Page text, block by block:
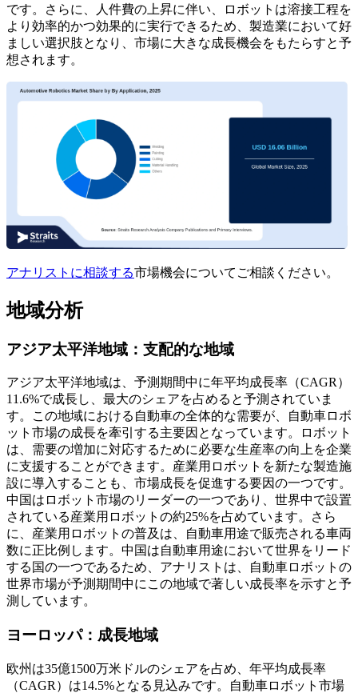
です。さらに、人件費の上昇に伴い、ロボットは溶接工程を
より効率的かつ効果的に実行できるため、製造業において好
ましい選択肢となり、市場に大きな成長機会をもたらすと予
想されます。
アナリストに相談する市場機会についてご相談ください。
地域分析
アジア太平洋地域：支配的な地域
アジア太平洋地域は、予測期間中に年平均成長率（CAGR）
11.6%で成長し、最大のシェアを占めると予測されていま
す。この地域における自動車の全体的な需要が、自動車ロボ
ット市場の成長を牽引する主要因となっています。ロボット
は、需要の増加に対応するために必要な生産率の向上を企業
に支援することができます。産業用ロボットを新たな製造施
設に導入することも、市場成長を促進する要因の一つです。
中国はロボット市場のリーダーの一つであり、世界中で設置
されている産業用ロボットの約25%を占めています。さら
に、産業用ロボットの普及は、自動車用途で販売される車両
数に正比例します。中国は自動車用途において世界をリード
する国の一つであるため、アナリストは、自動車ロボットの
世界市場が予測期間中にこの地域で著しい成長率を示すと予
測しています。
ヨーロッパ：成長地域
欧州は35億1500万米ドルのシェアを占め、年平均成長率
（CAGR）は14.5%となる見込みです。自動車ロボット市場